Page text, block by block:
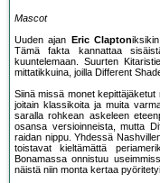
Mascot
Uuden ajan
Eric Clapton
Tämä fakta kannattaa
kuuntelemaan. Suurten
mittatikkuina, joilla Different
Siinä missä monet
joitain klassikoita ja muita
saralla rohkean askeleen
osansa versioinneista, mutta
raidan nippu. Yhdessä
toistavat kieltämättä
Bonamassa onnistuu
näistä niin monta kertaa